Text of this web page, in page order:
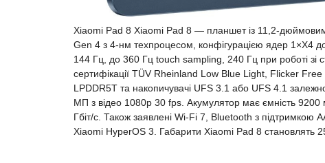
Xiaomi Pad 8 Xiaomi Pad 8 — планшет із 11,2-
Gen 4 з 4-нм техпроцесом, конфігурацією ядер 1×X4
144 Гц, до 360 Гц touch sampling, 240 Гц при роботі зі
сертифікації TÜV Rheinland Low Blue Light, Flicker
LPDDR5T та накопичувачі UFS 3.1 або UFS 4.1
МП з відео 1080p 30 fps. Акумулятор має ємність
Гбіт/с. Також заявлені Wi-Fi 7, Bluetooth з підтримкою
Xiaomi HyperOS 3. Габарити Xiaomi Pad 8